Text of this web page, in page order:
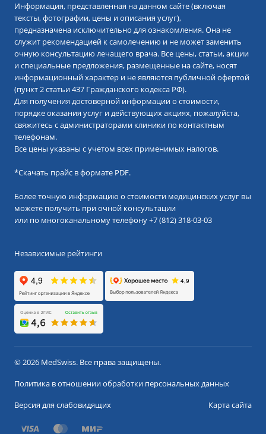
Информация, представленная на данном сайте (включая
тексты, фотографии, цены и описания услуг),
предназначена исключительно для ознакомления. Она не
служит рекомендацией к самолечению и не может заменить
очную консультацию лечащего врача. Все цены, статьи, акции
и специальные предложения, размещенные на сайте, носят
информационный характер и не являются публичной офертой
(пункт 2 статьи 437 Гражданского кодекса РФ).
Для получения достоверной информации о стоимости,
порядке оказания услуг и действующих акциях, пожалуйста,
свяжитесь с администраторами клиники по контактным
телефонам.
Все цены указаны с учетом всех применимых налогов.
*Скачать прайс в формате PDF.
Более точную информацию о стоимости медицинских услуг вы
можете получить при очной консультации
или по многоканальному телефону+7 (812) 318-03-03
Независимые рейтинги
© 2026 MedSwiss. Все права защищены.
Политика в отношении обработки персональных данных
Версия для слабовидящих
Карта сайта